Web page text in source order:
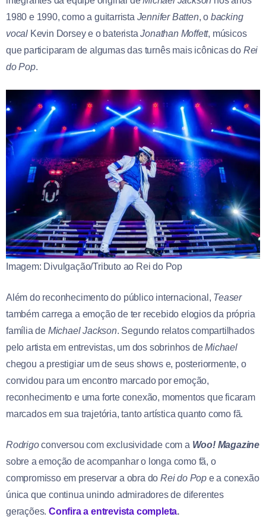
1980 e 1990, como a guitarrista Jennifer Batten, o backing
vocal Kevin Dorsey e o bateristaJonathan Moffett, músicos
que participaram de algumas das turnês mais icônicas do Rei
do Pop.
Imagem: Divulgação/Tributo ao Rei do Pop
Além do reconhecimento do público internacional, Teaser
também carrega a emoção de ter recebido elogios da própria
família de Michael Jackson. Segundo relatos compartilhados
pelo artista em entrevistas, um dos sobrinhos deMichael
chegou a prestigiar um de seus shows e, posteriormente, o
convidou para um encontro marcado por emoção,
reconhecimento e uma forte conexão, momentos que ficaram
marcados em sua trajetória, tanto artística quanto como fã.
Rodrigoconversou com exclusividade com a Woo! Magazine
sobre a emoção de acompanhar o longa como fã, o
compromisso em preservar a obra doRei do Pop e a conexão
única que continua unindo admiradores de diferentes
gerações.Confira a entrevista completa.